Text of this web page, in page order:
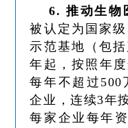
6. 推动生物
被认定为国家
示范基地（包
年起，按照年
每年不超过500
企业，连续3年
每家企业每年